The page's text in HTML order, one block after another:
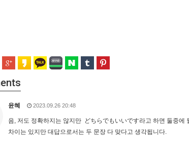
윤혜 2023.09.26 20:48
음, 저도 정확하지는 않지만 どちらでもいいです라고 하면 둘중
차이는 있지만 대답으로서는 두 문장 다 맞다고 생각됩니다.